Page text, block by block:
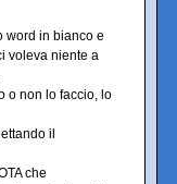
word in bianco e
voleva niente a
o non lo faccio, lo
il
che